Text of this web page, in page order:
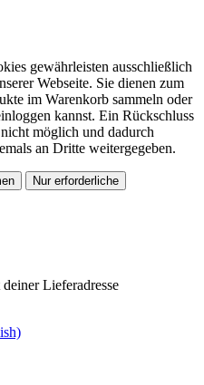
gewährleisten ausschließlich
Webseite. Sie dienen zum
im Warenkorb sammeln oder
kannst. Ein Rückschluss
möglich und dadurch
an Dritte weitergegeben.
Nur erforderliche
deiner Lieferadresse